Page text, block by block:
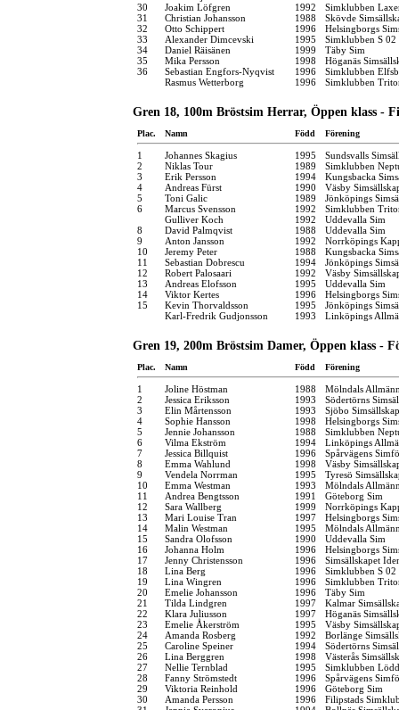
30
Joakim Löfgren 1992
Simklubben
31
Christian Johansson 1988
Skövde
32
Otto Schippert 1996
Helsingborgs
33
Alexander Dimcevski 1995
Simklubben S 02
34
Daniel Räisänen 1999
Täby Sim
35
Mika Persson 1998
Höganäs
36
Sebastian Engfors-Nyqvist 1996
Simklubben
Rasmus Wetterborg
1996 Simklubben
Gren 18, 100m Bröstsim Herrar, Öppen klass -
Plac. Namn Född Förening
1 Johannes Skagius 1995
Sundsvalls
2
Niklas Tour 1989
Simklubben
3
Erik Persson 1994
Kungsbacka
4
Andreas Fürst 1990
Väsby
5
Toni Galic 1989
Jönköpings
6
Marcus Svensson 1992
Simklubben
Gulliver Koch
1992
Uddevalla Sim
8
David Palmqvist 1988
Uddevalla Sim
9
Anton Jansson 1992
Norrköpings
10
Jeremy Peter 1988
Kungsbacka
11
Sebastian Dobrescu 1994
Jönköpings
12
Robert Palosaari 1992
Väsby
13
Andreas Elofsson 1995
Uddevalla Sim
14
Viktor Kertes 1996
Helsingborgs
15
Kevin Thorvaldsson 1995
Jönköpings
Karl-Fredrik Gudjonsson
1993 Linköpings
Gren 19, 200m Bröstsim Damer, Öppen klass -
Plac. Namn Född Förening
1 Joline Höstman 1988
Mölndals
2
Jessica Eriksson 1993
Södertörns
3
Elin Mårtensson 1993
Sjöbo Simsällskap
4
Sophie Hansson 1998
Helsingborgs
5
Jennie Johansson 1988
Simklubben
6
Vilma Ekström 1994
Linköpings
7
Jessica Billquist 1996
Spårvägens
8
Emma Wahlund 1998
Väsby
9
Vendela Norrman 1995
Tyresö
10
Emma Westman 1993
Mölndals
11
Andrea Bengtsson 1991
Göteborg Sim
12
Sara Wallberg 1999
Norrköpings
13
Mari Louise Tran 1997
Helsingborgs
14
Malin Westman 1995
Mölndals
15
Sandra Olofsson 1990
Uddevalla Sim
16
Johanna Holm 1996
Helsingborgs
17
Jenny Christensson 1996
Simsällskapet
18
Lina Berg 1996
Simklubben S 02
19
Lina Wingren 1996
Simklubben
20
Emelie Johansson 1996
Täby Sim
21
Tilda Lindgren 1997
Kalmar
22
Klara Juliusson 1997
Höganäs
23
Emelie Åkerström 1995
Väsby
24
Amanda Rosberg 1992
Borlänge
25
Caroline Speiner 1994
Södertörns
26
Lina Berggren 1998
Västerås
27
Nellie Ternblad 1995
Simklubben
28
Fanny Strömstedt 1996
Spårvägens
29
Viktoria Reinhold 1996
Göteborg Sim
30
Amanda Persson 1996
Filipstads